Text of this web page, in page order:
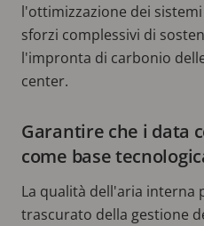
l'ottimizzazione dei
sforzi complessivi di
l'impronta di carbonio
center.
Garantire che i data
come base
La qualità dell'aria interna
trascurato della gestione